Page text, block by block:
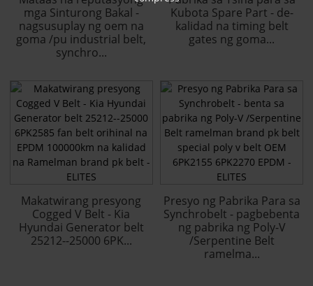
mga Sinturong Bakal -
nagsusuplay ng oem na
goma /pu industrial belt,
synchro...
Kubota Spare Part - de-
kalidad na timing belt
gates ng goma...
Makatwirang presyong
Cogged V Belt - Kia
Hyundai Generator belt
25212--25000 6PK...
Presyo ng Pabrika Para sa
Synchrobelt - pagbebenta
ng pabrika ng Poly-V
/Serpentine Belt
ramelma...